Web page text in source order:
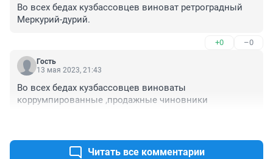
Во всех бедах кузбассовцев виноват ретроградный
Меркурий-дурий.
+0 –0
Гость
13 мая 2023, 21:43
Во всех бедах кузбассовцев виноваты
коррумпированные ,продажные чиновники
Читать все комментарии